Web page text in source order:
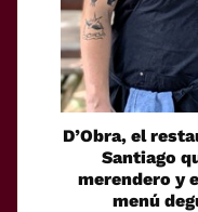
D’Obra, el
Santiago
merendero y
menú